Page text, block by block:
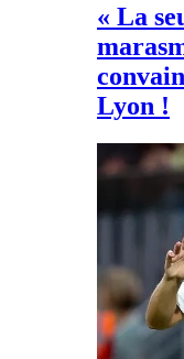
« La
Lyon !